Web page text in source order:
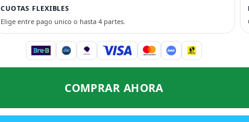
CUOTAS FLEXIBLES
Elige entre pago unico o hasta 4 partes.
COMPRAR AHORA